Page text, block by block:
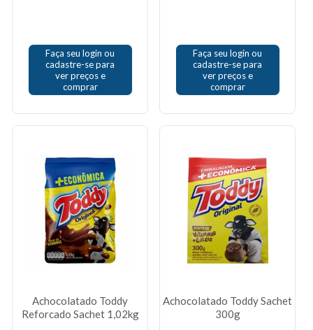
Faça seu login ou
cadastre-se para
ver preços e
comprar
Faça seu login ou
cadastre-se para
ver preços e
comprar
Achocolatado Toddy
Reforcado Sachet 1,02kg
Achocolatado Toddy Sachet
300g